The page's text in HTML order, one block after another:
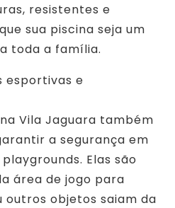
resistentes e
sua piscina seja um
toda a família.
esportivas e
Vila Jaguara também
a segurança em
Elas são
área de jogo para
outros objetos saiam da